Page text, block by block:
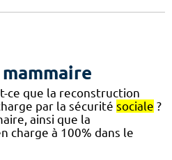
ce que la reconstruction
par la sécurité sociale ?
ainsi que la
charge à 100% dans le